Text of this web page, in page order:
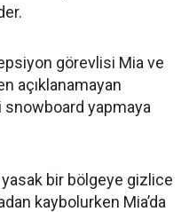
görevlisi Mia ve
açıklanamayan
yapmaya
bir bölgeye gizlice
kaybolurken Mia’da